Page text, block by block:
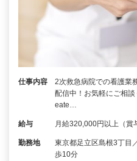
仕事内容
2次救急病院での看護業
配信中！お気軽にご相
eate…
給与 月給320,000円以上（賞
勤務地
東京都足立区島根3丁目
歩10分